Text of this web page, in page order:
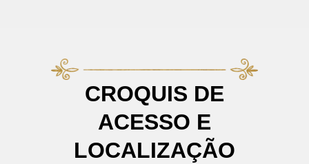
CROQUIS DE
ACESSO E
LOCALIZAÇÃO